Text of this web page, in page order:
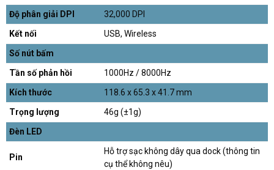
Độ phân giải DPI
32,000 DPI
Kết nối
USB, Wireless
Số nút bấm
Tần số phản hồi
1000Hz / 8000Hz
Kích thước
118.6 x 65.3 x 41.7 mm
Trọng lượng
46g (±1g)
Đèn LED
Pin
Hỗ trợ sạc không dây qua dock (thông tin
cụ thể không nêu)